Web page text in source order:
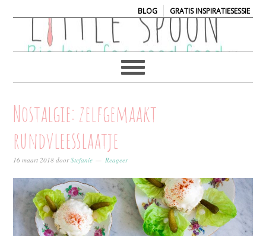
BLOG| GRATIS INSPIRATIESESSIE
Nostalgie: zelfgemaakt
rundvleesslaatje
16 maart 2018 doorStefanie Reageer